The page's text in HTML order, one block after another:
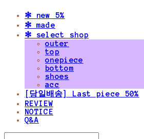
✻ new 5%
✻ made
✻ select shop
outer
top
onepiece
bottom
shoes
acc
[당일배송] Last piece 50%
REVIEW
NOTICE
Q&A